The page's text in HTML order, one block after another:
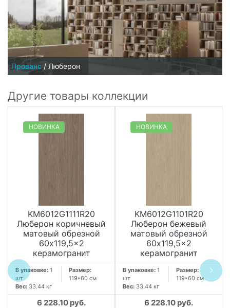
Прованс / Люберон
Другие товары коллекции
НОВИНКА
KM6012G1111R20
Люберон коричневый
матовый обрезной
60x119,5x2
керамогранит
В упаковке: 1
шт
Размер:
119*60 см
Вес: 33.44 кг
6 228.10 руб.
НОВИНКА
KM6012G1101R20
Люберон бежевый
матовый обрезной
60x119,5x2
керамогранит
В упаковке: 1
шт
Размер:
119*60 см
Вес: 33.44 кг
6 228.10 руб.